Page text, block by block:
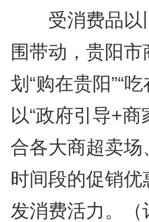
受消费品以
围带动，贵阳
划“购在贵阳”“
以“政府引导+
合各大商超卖
时间段的促销
发消费活力。（